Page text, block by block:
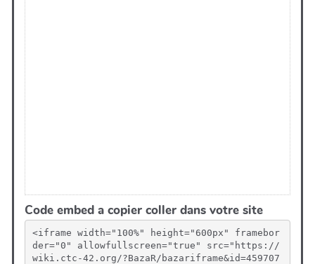
Code embed a copier coller dans votre site
<iframe width="100%" height="600px" framebor
der="0" allowfullscreen="true" src="https://
wiki.ctc-42.org/?BazaR/bazariframe&id=459707